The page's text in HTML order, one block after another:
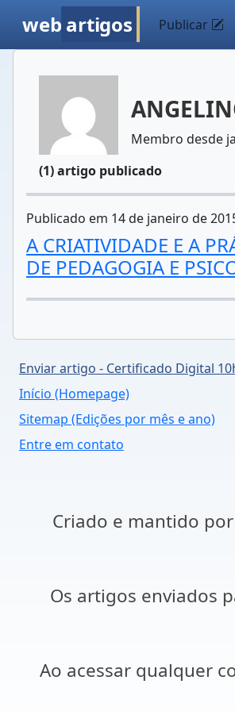
web artigos Publicar
Membro desde
(1) artigo publicado
Publicado em 14 de janeiro de
A CRIATIVIDADE E A
DE PEDAGOGIA E
Enviar artigo - Certificado Digital
Início (Homepage)
Sitemap (Edições por mês e ano)
Entre em contato
Criado e mantido por
Os artigos enviados
Ao acessar qualquer